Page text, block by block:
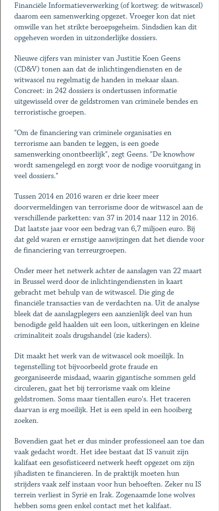
Financiële Informatieverwerking (of kortweg: de witwascel)
daarom een samenwerking opgezet. Vroeger kon dat niet
omwille van het strikte beroepsgeheim. Sindsdien kan dit
opgeheven worden in uitzonderlijke dossiers.
Nieuwe cijfers van minister van Justitie Koen Geens
(CD&V) tonen aan dat de inlichtingendiensten en de
witwascel nu regelmatig de handen in mekaar slaan.
Concreet: in 242 dossiers is ondertussen informatie
uitgewisseld over de geldstromen van criminele bendes en
terroristische groepen.
"Om de financiering van criminele organisaties en
terrorisme aan banden te leggen, is een goede
samenwerking onontbeerlijk", zegt Geens. "De knowhow
wordt samengelegd en zorgt voor de nodige vooruitgang in
veel dossiers."
Tussen 2014 en 2016 waren er drie keer meer
doorvermeldingen van terrorisme door de witwascel aan de
verschillende parketten: van 37 in 2014 naar 112 in 2016.
Dat laatste jaar voor een bedrag van 6,7 miljoen euro. Bij
dat geld waren er ernstige aanwijzingen dat het diende voor
de financiering van terreurgroepen.
Onder meer het netwerk achter de aanslagen van 22 maart
in Brussel werd door de inlichtingendiensten in kaart
gebracht met behulp van de witwascel. Die ging de
financiële transacties van de verdachten na. Uit de analyse
bleek dat de aanslagplegers een aanzienlijk deel van hun
benodigde geld haalden uit een loon, uitkeringen en kleine
criminaliteit zoals drugshandel (zie kaders).
Dit maakt het werk van de witwascel ook moeilijk. In
tegenstelling tot bijvoorbeeld grote fraude en
georganiseerde misdaad, waarin gigantische sommen geld
circuleren, gaat het bij terrorisme vaak om kleine
geldstromen. Soms maar tientallen euro's. Het traceren
daarvan is erg moeilijk. Het is een speld in een hooiberg
zoeken.
Bovendien gaat het er dus minder professioneel aan toe dan
vaak gedacht wordt. Het idee bestaat dat IS vanuit zijn
kalifaat een gesofisticeerd netwerk heeft opgezet om zijn
jihadisten te financieren. In de praktijk moeten hun
strijders vaak zelf instaan voor hun behoeften. Zeker nu IS
terrein verliest in Syrië en Irak. Zogenaamde lone wolves
hebben soms geen enkel contact met het kalifaat.